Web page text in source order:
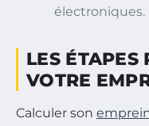
électroniques.
LES ÉTAPES
VOTRE
Calculer son